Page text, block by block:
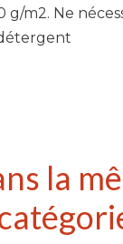
g/m2. Ne
détergent
la